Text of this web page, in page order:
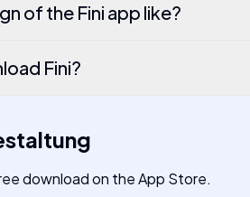
of the Fini app like?
Fini?
download on the App Store.